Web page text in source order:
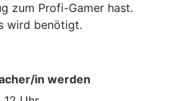
zum Profi-Gamer hast.
wird benötigt.
in werden